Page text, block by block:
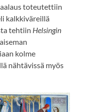
toteutettiin
kalkkiväreillä
tehtiin Helsingin
kolme
nähtävissä myös